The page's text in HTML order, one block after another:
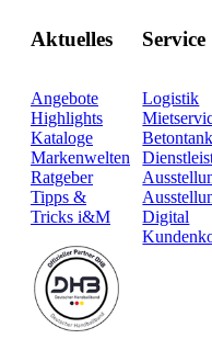
Aktuelles
Angebote
Highlights
Kataloge
Markenwelten
Ratgeber
Tipps &
Tricks i&M
Service
Logistik
Digital